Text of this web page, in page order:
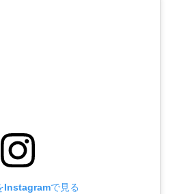
Instagramで見る